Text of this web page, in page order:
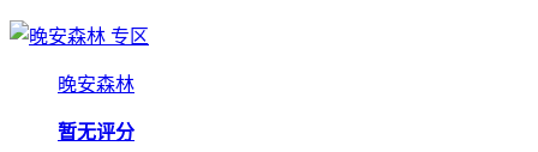
专区
晚安森林
暂无评分